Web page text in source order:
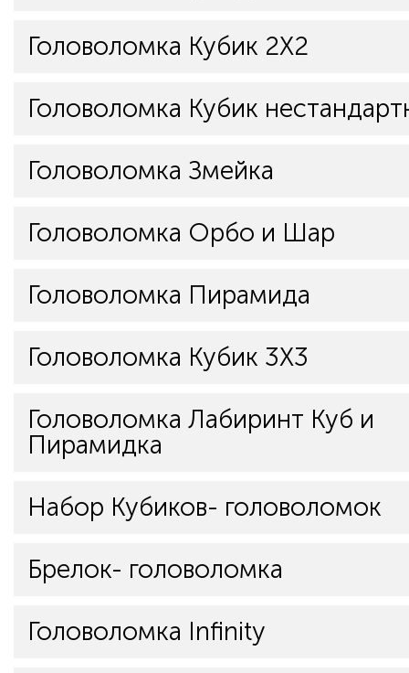
Головоломка Кубик 2Х2
Головоломка Кубик
Головоломка Змейка
Головоломка Орбо и Шар
Головоломка Пирамида
Головоломка Кубик 3Х3
Головоломка Лабиринт Куб и
Пирамидка
Набор Кубиков- головоломок
Брелок- головоломка
Головоломка Infinity